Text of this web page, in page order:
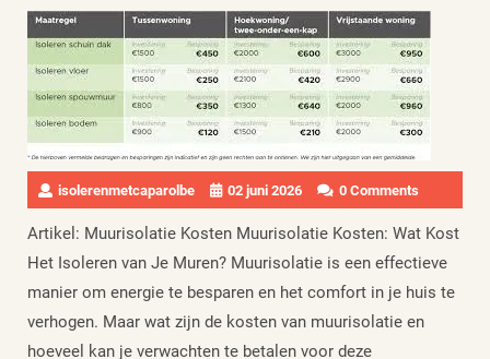
isolerenmetcaparolbe 02 juni 2026 0 Comments
Artikel: Muurisolatie Kosten Muurisolatie Kosten: Wat Kost
Het Isoleren van Je Muren? Muurisolatie is een effectieve
manier om energie te besparen en het comfort in je huis te
verhogen. Maar wat zijn de kosten van muurisolatie en
hoeveel kan je verwachten te betalen voor deze